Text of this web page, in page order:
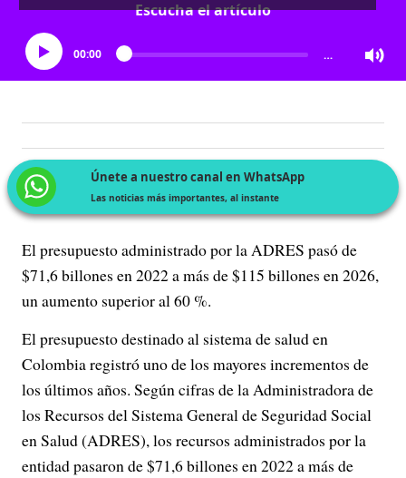
Escucha el artículo
00:00 …
Únete a nuestro canal en WhatsApp
Las noticias más importantes, al instante
El presupuesto administrado por la ADRES pasó de
$71,6 billones en 2022 a más de $115 billones en 2026,
un aumento superior al 60 %.
El presupuesto destinado al sistema de salud en
Colombia registró uno de los mayores incrementos de
los últimos años. Según cifras de la Administradora de
los Recursos del Sistema General de Seguridad Social
en Salud (ADRES), los recursos administrados por la
entidad pasaron de $71,6 billones en 2022 a más de